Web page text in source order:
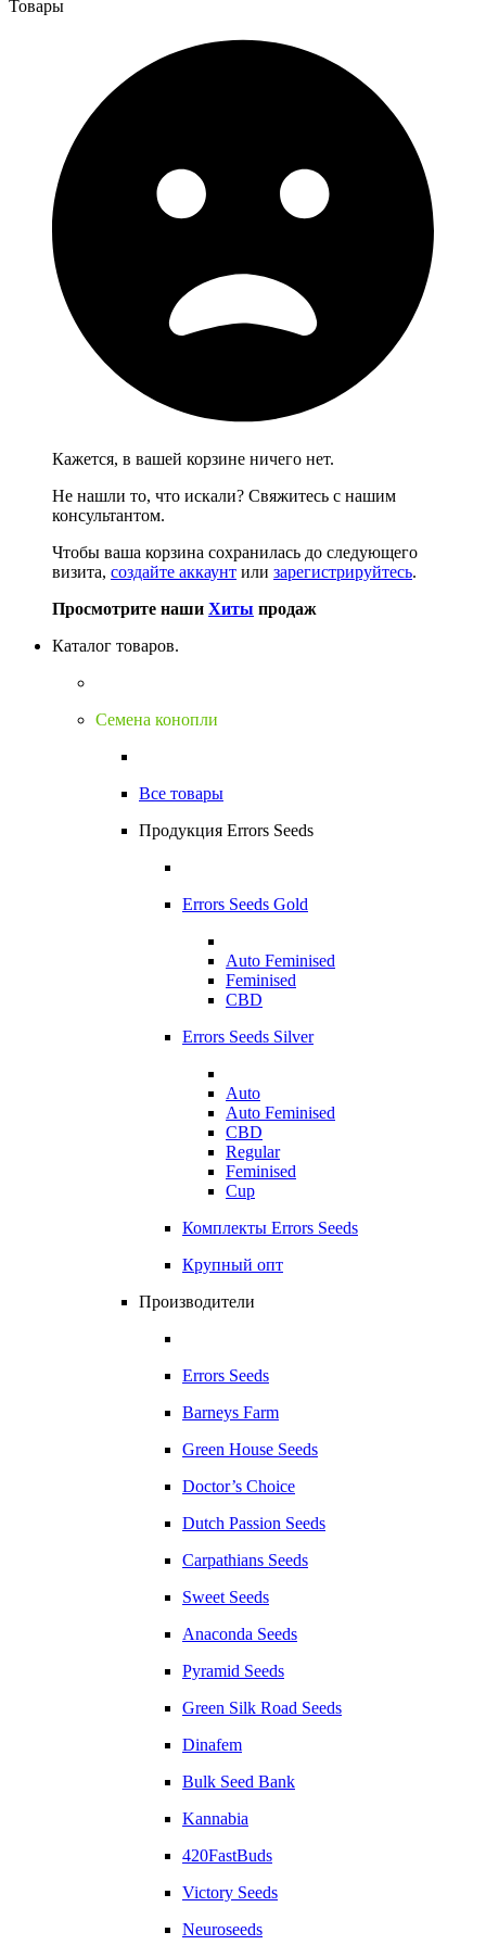
Товары
Кажется, в вашей корзине ничего нет.
Не нашли то, что искали? Свяжитесь с нашим
консультантом.
Чтобы ваша корзина сохранилась до следующего
визита, создайте аккаунт или зарегистрируйтесь.
Просмотрите наши Хиты продаж
Каталог товаров.
Семена конопли
Все товары
Продукция Errors Seeds
Errors Seeds Gold
Auto Feminised
Feminised
CBD
Errors Seeds Silver
Auto
Auto Feminised
CBD
Regular
Feminised
Cup
Комплекты Errors Seeds
Крупный опт
Производители
Errors Seeds
Barneys Farm
Green House Seeds
Doctor’s Choice
Dutch Passion Seeds
Carpathians Seeds
Sweet Seeds
Anaconda Seeds
Pyramid Seeds
Green Silk Road Seeds
Dinafem
Bulk Seed Bank
Kannabia
420FastBuds
Victory Seeds
Neuroseeds